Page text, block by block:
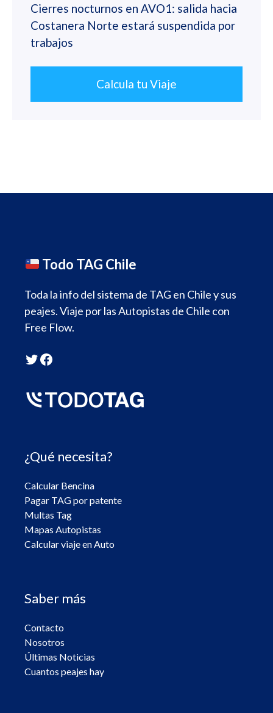
Cierres nocturnos en AVO1: salida hacia
Costanera Norte estará suspendida por
trabajos
Calcula tu Viaje
Todo TAG Chile
Toda la info del sistema de TAG en Chile y sus
peajes. Viaje por las Autopistas de Chile con
Free Flow.
Twitter
Facebook
¿Qué necesita?
Calcular Bencina
Pagar TAG por patente
Multas Tag
Mapas Autopistas
Calcular viaje en Auto
Saber más
Contacto
Nosotros
Últimas Noticias
Cuantos peajes hay